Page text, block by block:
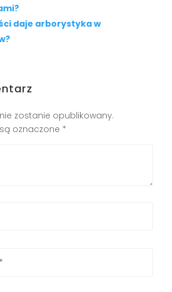
daje arborystyka w
zostanie opublikowany.
oznaczone *